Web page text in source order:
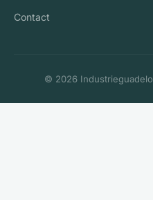
Contact
© 2026